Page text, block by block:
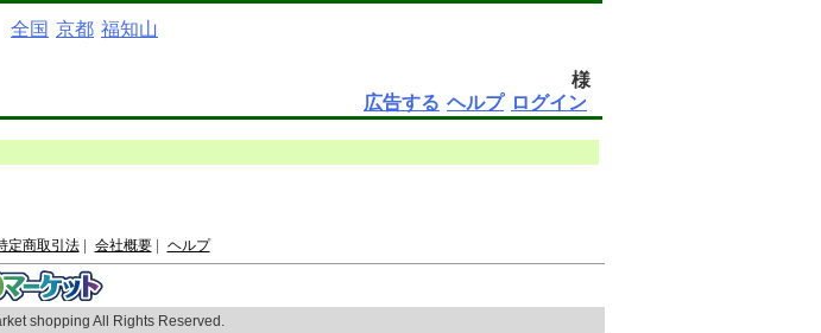
全国 京都 福知山
様
広告する ヘルプ ログイン
定商取引法| 会社概要| ヘルプ
shopping All Rights Reserved.